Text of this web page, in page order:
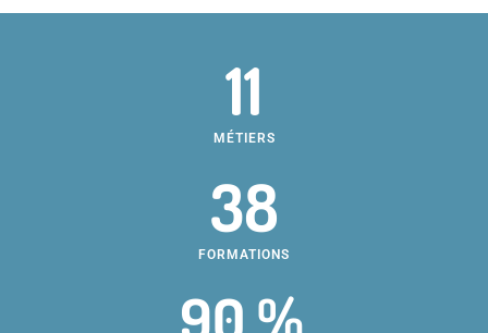
11
MÉTIERS
38
FORMATIONS